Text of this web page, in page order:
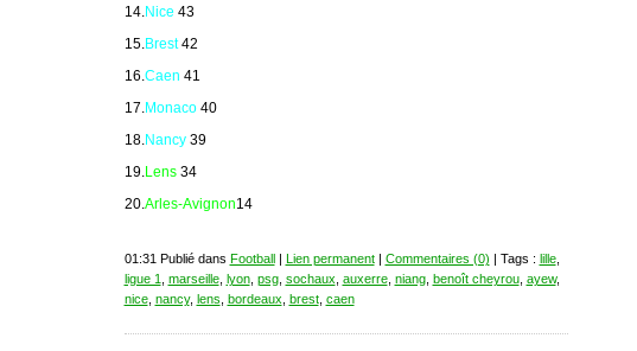
14. Nice 43
15. Brest42
16. Caen 41
17. Monaco 40
18. Nancy 39
19. Lens 34
20. Arles-Avignon14
01:31 Publié dans Football| Lien permanent| Commentaires (0) | Tags : lille,
ligue 1
marseille, lyon, psg, sochaux auxerre, niang, benoît cheyrou, ayew,
nice, nancy, lens bordeaux brest, caen